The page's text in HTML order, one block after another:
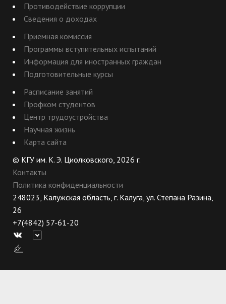
Противодействие коррупции
Сведения о доходах
Приемная комиссия
Программы вступительных испытаний
Информация для иностранных граждан
Подготовительные курсы
Расписание занятий
Профком студентов
Центр трудоустройства
Научная жизнь
Карта сайта
© КГУ им. К. Э. Циолковского, 2026 г.
Контакты
Политика конфиденциальности
248023, Калужская область, г. Калуга, ул. Степана Разина,
26
+7(4842) 57-61-20